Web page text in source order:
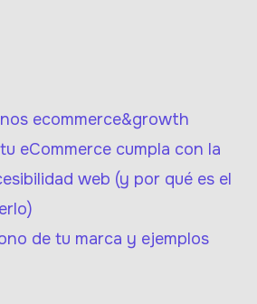
ecommerce&growth
eCommerce cumpla con la
web (y por qué es el
de tu marca y ejemplos